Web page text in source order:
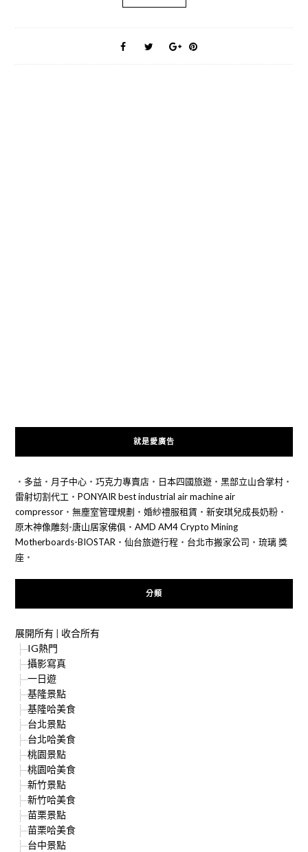
就是愛廣告
‧ 多益‧ 月子中心‧ 巧克力專賣店‧ 日本四國旅遊‧ 黑部立山合掌村‧
雷射切割代工 ‧ PONYAIR best industrial air machine air
compressor‧ 無塵室管理規劃 ‧ 婚紗禮服租賃‧ 新安琪兒成長奶粉‧
原木神像雕刻-唐山居家佛俱‧ AMD AM4 Crypto Mining
Motherboards-BIOSTAR‧ 仙台旅遊行程 ‧ 台北市搬家公司 ‧ 琉璃 獎
座‧
分類
展開所有| 收合所有
IG熱門
攝影寫真
一日遊
基隆景點
基隆哈美食
台北景點
台北哈美食
桃園景點
桃園哈美食
新竹景點
新竹哈美食
苗栗景點
苗栗哈美食
台中景點